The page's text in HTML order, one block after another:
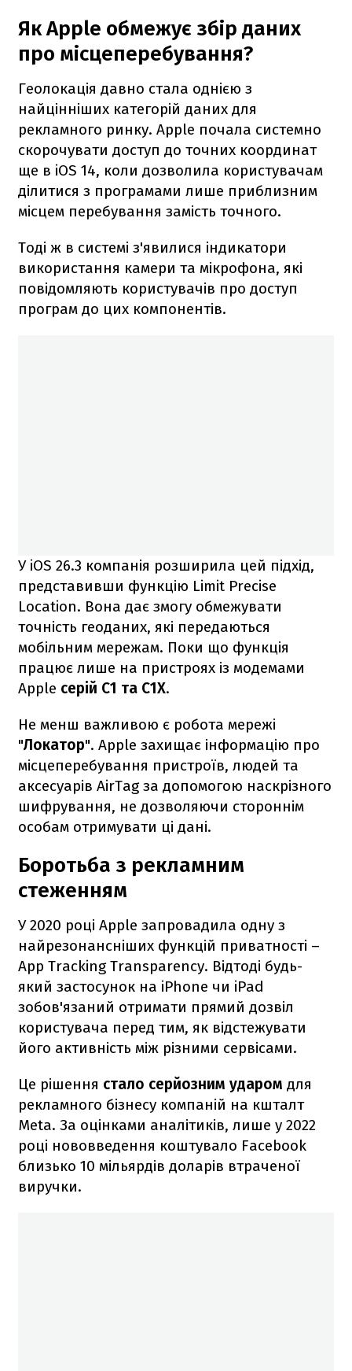
Як Apple обмежує збір даних
про місцеперебування?
Геолокація давно стала однією з
найцінніших категорій даних для
рекламного ринку. Apple почала системно
скорочувати доступ до точних координат
ще в iOS 14, коли дозволила користувачам
ділитися з програмами лише приблизним
місцем перебування замість точного.
Тоді ж в системі з'явилися індикатори
використання камери та мікрофона, які
повідомляють користувачів про доступ
програм до цих компонентів.
У iOS 26.3 компанія розширила цей підхід,
представивши функцію Limit Precise
Location. Вона дає змогу обмежувати
точність геоданих, які передаються
мобільним мережам. Поки що функція
працює лише на пристроях із модемами
Apple серій C1 та C1X.
Не менш важливою є робота мережі
"Локатор". Apple захищає інформацію про
місцеперебування пристроїв, людей та
аксесуарів AirTag за допомогою наскрізного
шифрування, не дозволяючи стороннім
особам отримувати ці дані.
Боротьба з рекламним
стеженням
У 2020 році Apple запровадила одну з
найрезонансніших функцій приватності –
App Tracking Transparency. Відтоді будь-
який застосунок на iPhone чи iPad
зобов'язаний отримати прямий дозвіл
користувача перед тим, як відстежувати
його активність між різними сервісами.
Це рішення стало серйозним ударом для
рекламного бізнесу компаній на кшталт
Meta. За оцінками аналітиків, лише у 2022
році нововведення коштувало Facebook
близько 10 мільярдів доларів втраченої
виручки.